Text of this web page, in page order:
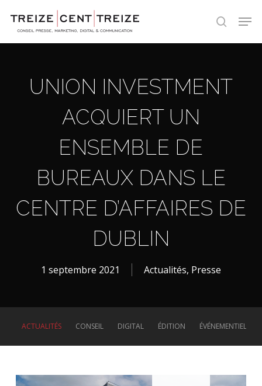
search
UNION INVESTMENT
ACQUIERT UN
ENSEMBLE DE
BUREAUX DANS LE
CENTRE D’AFFAIRES DE
DUBLIN
1 septembre 2021 Actualités, Presse
ACTUALITÉS CONSEIL DIGITAL ÉDITION ÉVÉNEMENTIEL